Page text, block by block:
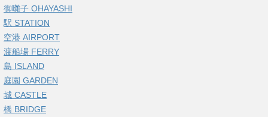
御囃子 OHAYASHI
駅 STATION
空港 AIRPORT
渡船場 FERRY
島 ISLAND
庭園 GARDEN
城 CASTLE
橋 BRIDGE